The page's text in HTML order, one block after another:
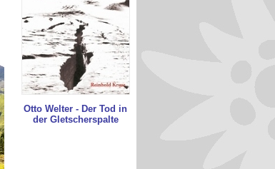
Otto Welter - Der Tod in
der Gletscherspalte